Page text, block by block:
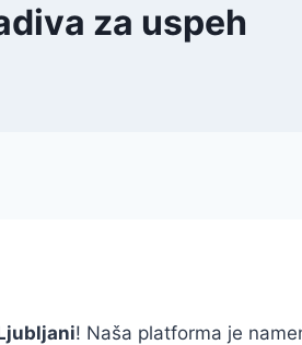
za uspeh
! Naša platforma je